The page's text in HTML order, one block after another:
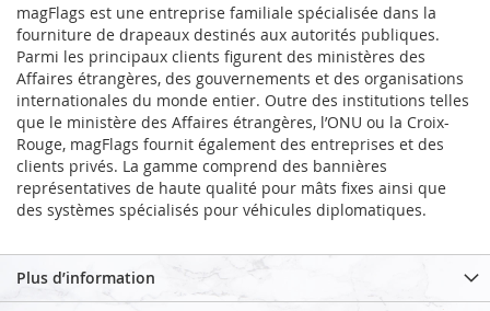
magFlags est une entreprise familiale spécialisée dans la
fourniture de drapeaux destinés aux autorités publiques.
Parmi les principaux clients figurent des ministères des
Affaires étrangères, des gouvernements et des organisations
internationales du monde entier. Outre des institutions telles
que le ministère des Affaires étrangères, l’ONU ou la Croix-
Rouge, magFlags fournit également des entreprises et des
clients privés. La gamme comprend des bannières
représentatives de haute qualité pour mâts fixes ainsi que
des systèmes spécialisés pour véhicules diplomatiques.
Plus d’information